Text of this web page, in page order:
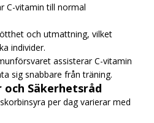
C-vitamin till normal
och utmattning, vilket
individer.
assisterar C-vitamin
sig snabbare från träning.
Säkerhetsråd
per dag varierar med